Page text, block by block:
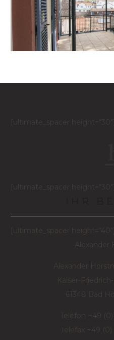
[ultimate_spacer height=“30″]
[ultimate_spacer height=“30″]
[ultimate_spacer height=“40″]
Alexander
Alexander
Kaiser-
61348 Bad
Telefon +49 (0)
Telefax +49 (0)